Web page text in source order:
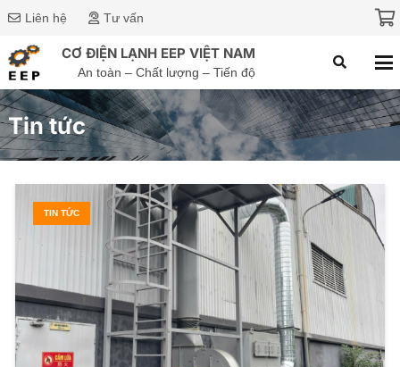
Liên hệ Tư vấn
CƠ ĐIỆN LẠNH EEP VIỆT NAM
An toàn – Chất lượng – Tiến độ
Tin tức
TIN TỨC